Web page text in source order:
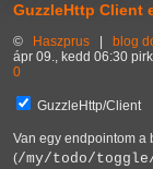
GuzzleHttp Client
© Haszprus blog
ápr 09., kedd 06:30
0
GuzzleHttp/Client
Van egy endpointom a
(/my/todo/